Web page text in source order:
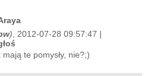
) , 2012-07-28 09:57:47 |
te pomysły, nie?;)